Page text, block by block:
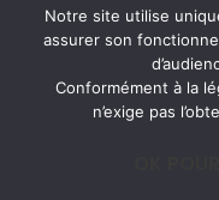
Ce site utilise
En savoir plus sur
commentaires sont
Notre site utilise
assurer son
Conformément à la
n’exige pas